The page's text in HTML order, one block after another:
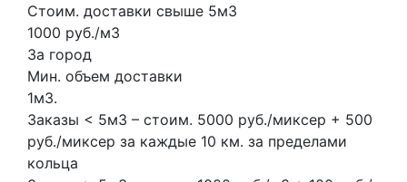
Стоим. доставки свыше 5м3
1000 руб./м3
За город
Мин. объем доставки
1м3.
Заказы < 5м3 – стоим. 5000 руб./миксер + 500
руб./миксер за каждые 10 км. за пределами
кольца